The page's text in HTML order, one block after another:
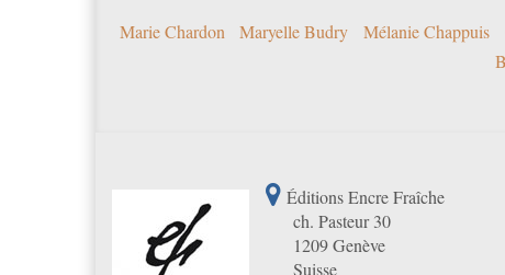
Marie Chardon
Maryelle Budry Mélanie Chappuis
Éditions Encre Fraîche
ch. Pasteur 30
1209 Genève
Suisse